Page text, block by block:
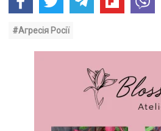
#Агресія Росії